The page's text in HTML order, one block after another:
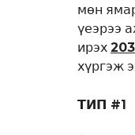
мөн
үеэрээ
ирэх
хүргэж
ТИП #1